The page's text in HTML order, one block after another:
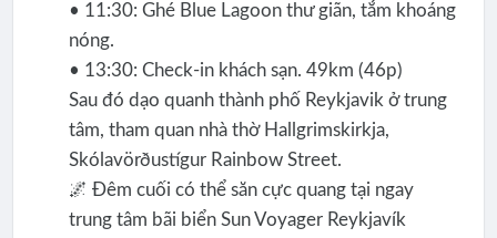
• 11:30: Ghé Blue Lagoon thư giãn, tắm khoáng
nóng.
• 13:30: Check-in khách sạn. 49km (46p)
Sau đó dạo quanh thành phố Reykjavik ở trung
tâm, tham quan nhà thờ Hallgrimskirkja,
Skólavörðustígur Rainbow Street.
🌌 Đêm cuối có thể săn cực quang tại ngay
trung tâm bãi biển Sun Voyager Reykjavík